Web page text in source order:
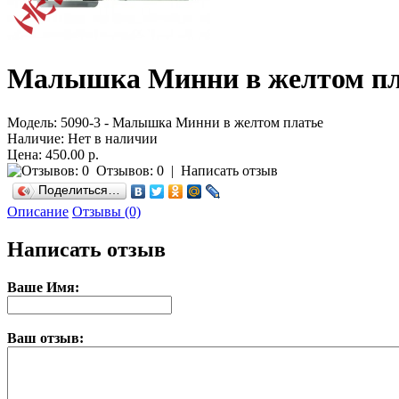
Малышка Минни в желтом
Модель: 5090-3 - Малышка Минни в желтом платье
Наличие: Нет в наличии
Цена: 450.00 р.
Отзывов: 0 | Написать отзыв
Поделиться…
Описание Отзывы (0)
Написать отзыв
Ваше Имя:
Ваш отзыв: